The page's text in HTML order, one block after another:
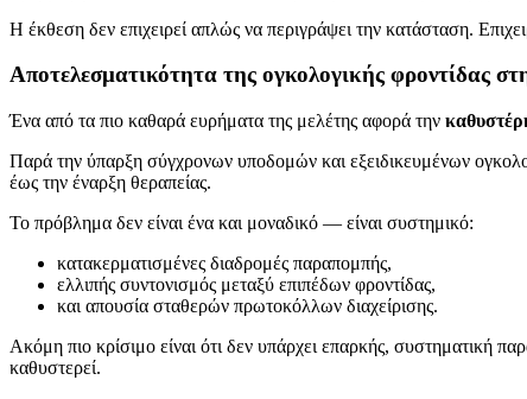
Η έκθεση δεν επιχειρεί απλώς να περιγράψει την κατάσταση.
Αποτελεσματικότητα της ογκολογικής φροντίδας
Ένα από τα πιο καθαρά ευρήματα της μελέτης αφορά την
Παρά την ύπαρξη σύγχρονων υποδομών και εξειδικευμένων
έως την έναρξη θεραπείας.
Το πρόβλημα δεν είναι ένα και μοναδικό — είναι συστημικό:
κατακερματισμένες διαδρομές παραπομπής,
ελλιπής συντονισμός μεταξύ επιπέδων φροντίδας,
και απουσία σταθερών πρωτοκόλλων διαχείρισης.
Ακόμη πιο κρίσιμο είναι ότι δεν υπάρχει επαρκής, συστηματική
καθυστερεί.